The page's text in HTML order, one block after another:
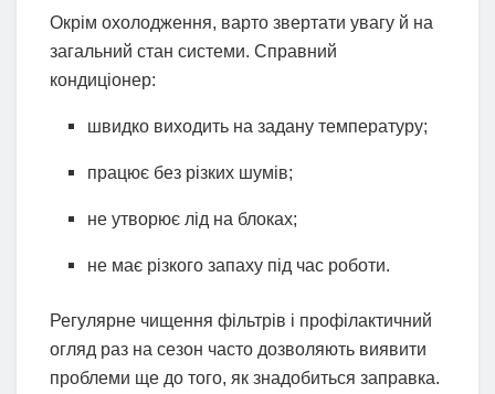
Окрім охолодження, варто звертати увагу й на
загальний стан системи. Справний
кондиціонер:
швидко виходить на задану температуру;
працює без різких шумів;
не утворює лід на блоках;
не має різкого запаху під час роботи.
Регулярне чищення фільтрів і профілактичний
огляд раз на сезон часто дозволяють виявити
проблеми ще до того, як знадобиться заправка.